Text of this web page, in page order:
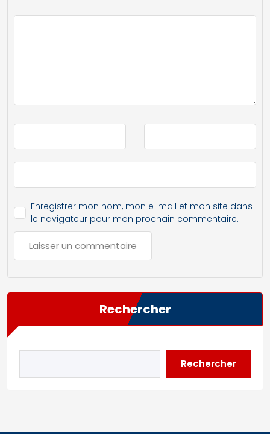
Enregistrer mon nom, mon e-mail et mon site dans
le navigateur pour mon prochain commentaire.
Rechercher
Rechercher